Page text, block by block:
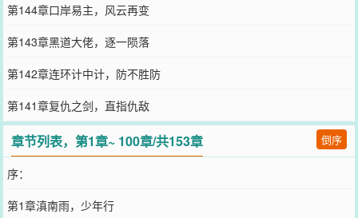
第144章口岸易主，风云再变
第143章黑道大佬，逐一陨落
第142章连环计中计，防不胜防
第141章复仇之剑，直指仇敌
章节列表，第1章~ 100章/共153章 倒序
序：
第1章滇南雨，少年行